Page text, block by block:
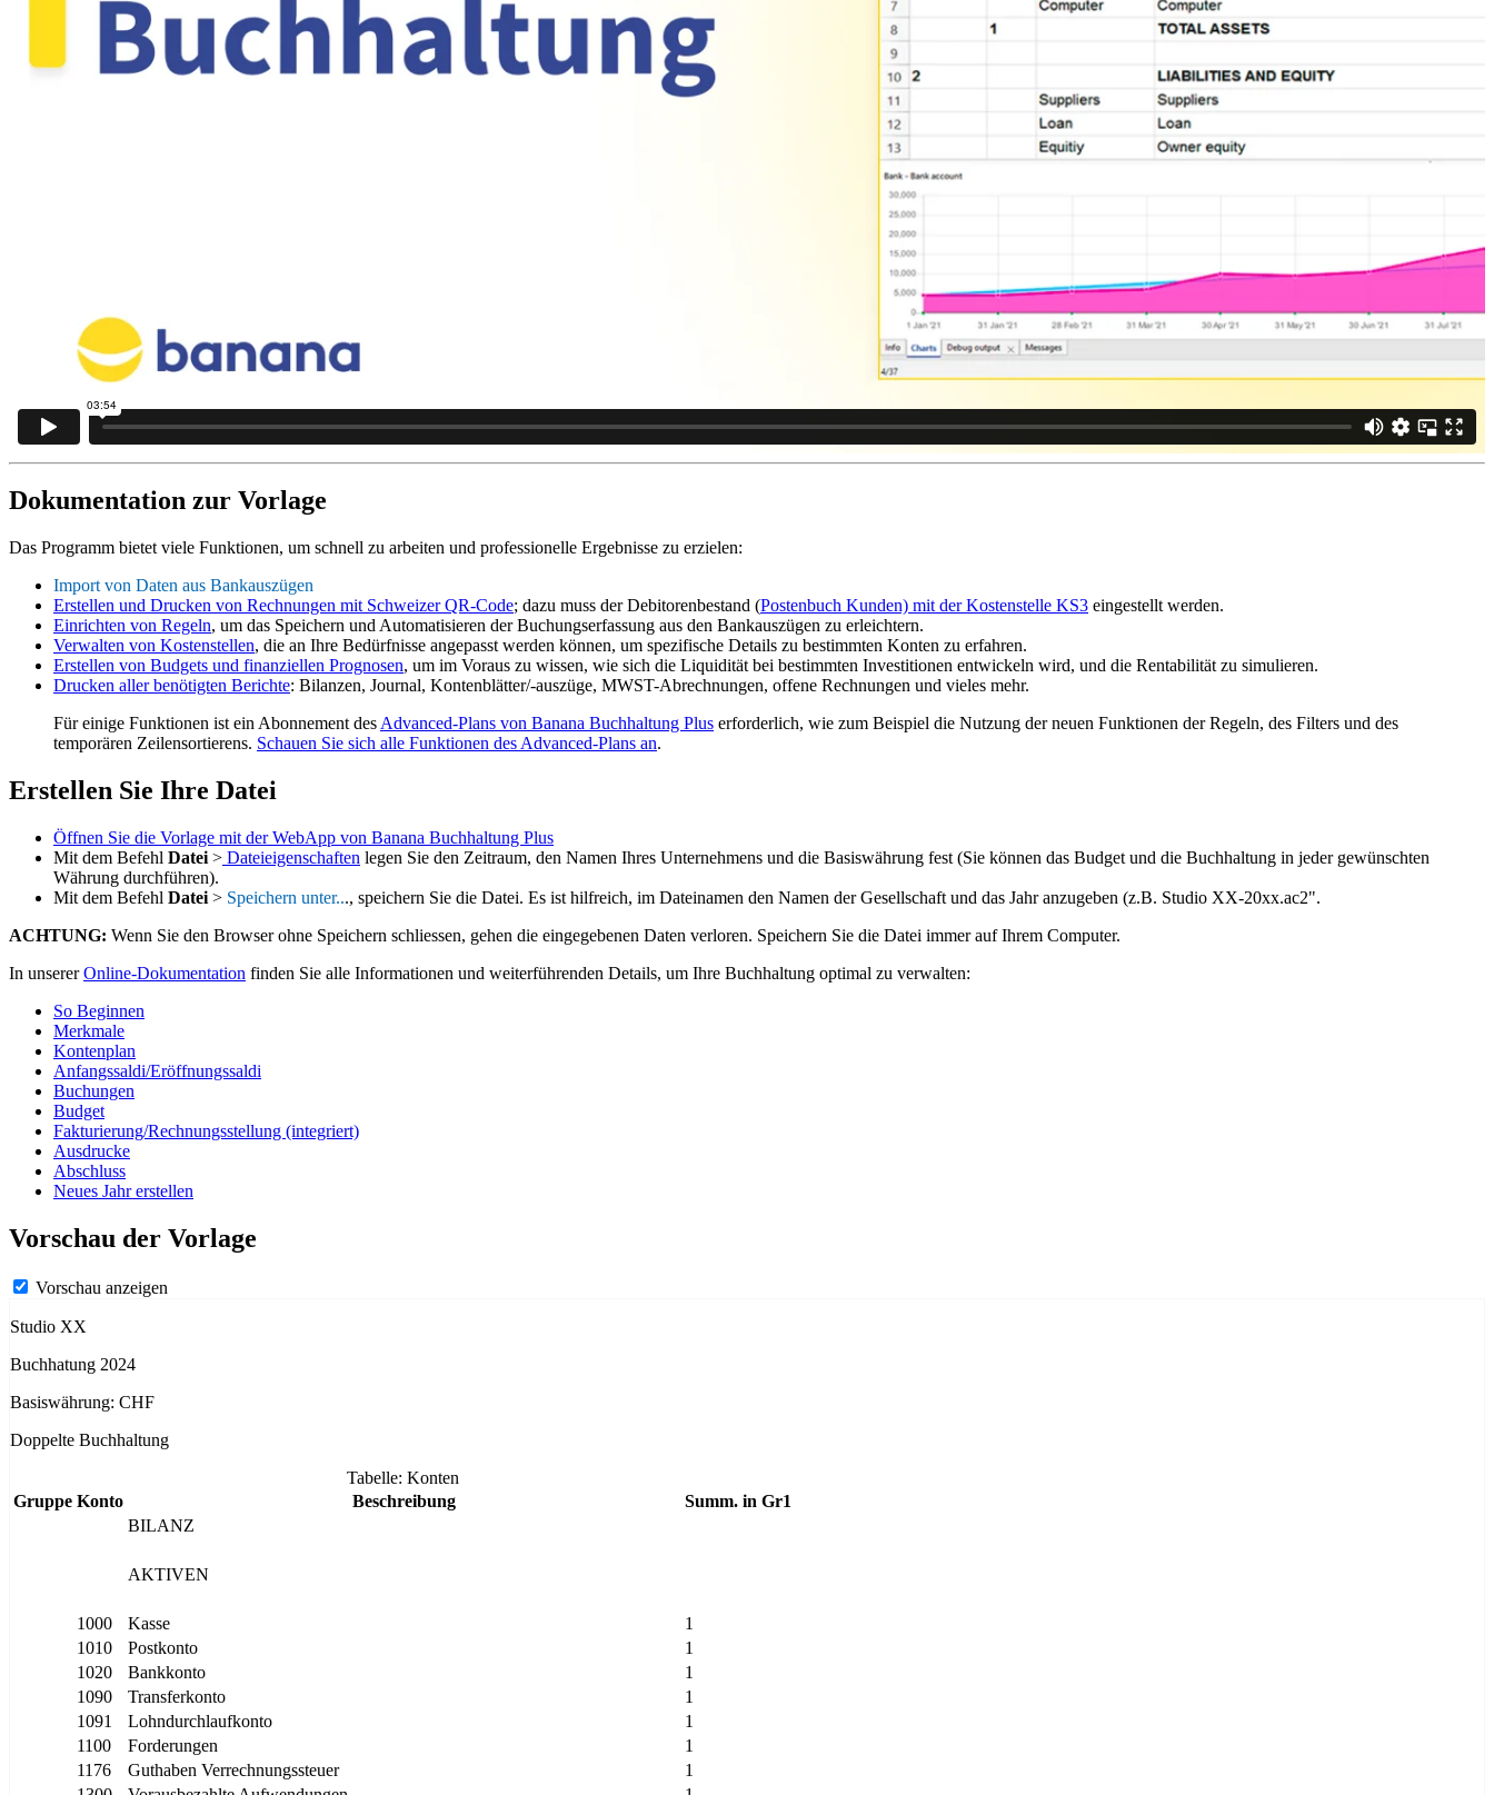
Dokumentation zur Vorlage
Das Programm bietet viele Funktionen, um schnell zu arbeiten und professionelle Ergebnisse zu erzielen:
Import von Daten aus Bankauszügen
Erstellen und Drucken von Rechnungen mit Schweizer QR-Code; dazu muss der Debitorenbestand (Postenbuch Kunden) mit der Kostenstelle KS3 eingestellt werden.
Einrichten von Regeln, um das Speichern und Automatisieren der Buchungserfassung aus den Bankauszügen zu erleichtern.
Verwalten von Kostenstellen, die an Ihre Bedürfnisse angepasst werden können, um spezifische Details zu bestimmten Konten zu erfahren.
Erstellen von Budgets und finanziellen Prognosen, um im Voraus zu wissen, wie sich die Liquidität bei bestimmten Investitionen entwickeln wird, und die Rentabilität zu simulieren.
Drucken aller benötigten Berichte: Bilanzen, Journal, Kontenblätter/-auszüge, MWST-Abrechnungen, offene Rechnungen und vieles mehr.
Für einige Funktionen ist ein Abonnement des Advanced-Plans von Banana Buchhaltung Plus erforderlich, wie zum Beispiel die Nutzung der neuen Funktionen der Regeln, des Filters und des
temporären Zeilensortierens. Schauen Sie sich alle Funktionen des Advanced-Plans an.
Erstellen Sie Ihre Datei
Öffnen Sie die Vorlage mit der WebApp von Banana Buchhaltung Plus
Mit dem Befehl Datei > Dateieigenschaften legen Sie den Zeitraum, den Namen Ihres Unternehmens und die Basiswährung fest (Sie können das Budget und die Buchhaltung in jeder gewünschten
Währung durchführen).
Mit dem Befehl Datei > Speichern unter..., speichern Sie die Datei. Es ist hilfreich, im Dateinamen den Namen der Gesellschaft und das Jahr anzugeben (z.B. Studio XX-20xx.ac2".
ACHTUNG: Wenn Sie den Browser ohne Speichern schliessen, gehen die eingegebenen Daten verloren. Speichern Sie die Datei immer auf Ihrem Computer.
In unsererOnline-Dokumentation finden Sie alle Informationen und weiterführenden Details, um Ihre Buchhaltung optimal zu verwalten:
So Beginnen
Merkmale
Kontenplan
Anfangssaldi/Eröffnungssaldi
Buchungen
Budget
Fakturierung/Rechnungsstellung (integriert)
Ausdrucke
Abschluss
Neues Jahr erstellen
Vorschau der Vorlage
Vorschau anzeigen
Studio XX
Buchhatung 2024
Basiswährung: CHF
Doppelte Buchhaltung
Tabelle: Konten
Gruppe Konto Beschreibung Summ. in Gr1
BILANZ
AKTIVEN
1000 Kasse
1
1010
Postkonto
1
1020
Bankkonto
1
1090
Transferkonto
1
1091
Lohndurchlaufkonto
1
1100
Forderungen
1
1176
Guthaben Verrechnungssteuer
1